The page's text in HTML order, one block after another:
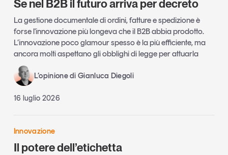
Se nel B2B il futuro arriva per decreto
La gestione documentale di ordini, fatture e spedizione è
forse l'innovazione più longeva che il B2B abbia prodotto.
L’innovazione poco glamour spesso è la più efficiente, ma
ancora molti aspettano gli obblighi di legge per attuarla
L’opinione di Gianluca Diegoli
16 luglio 2026
Innovazione
Il potere dell’etichetta